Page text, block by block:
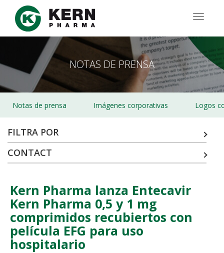
Pasar
contenido
NOTAS DE PRENSA
Notas de prensa Imágenes corporativas Logos
FILTRA POR
CONTACT
Kern Pharma lanza Entecavir
Kern Pharma 0,5 y 1 mg
comprimidos recubiertos con
película EFG para uso
hospitalario